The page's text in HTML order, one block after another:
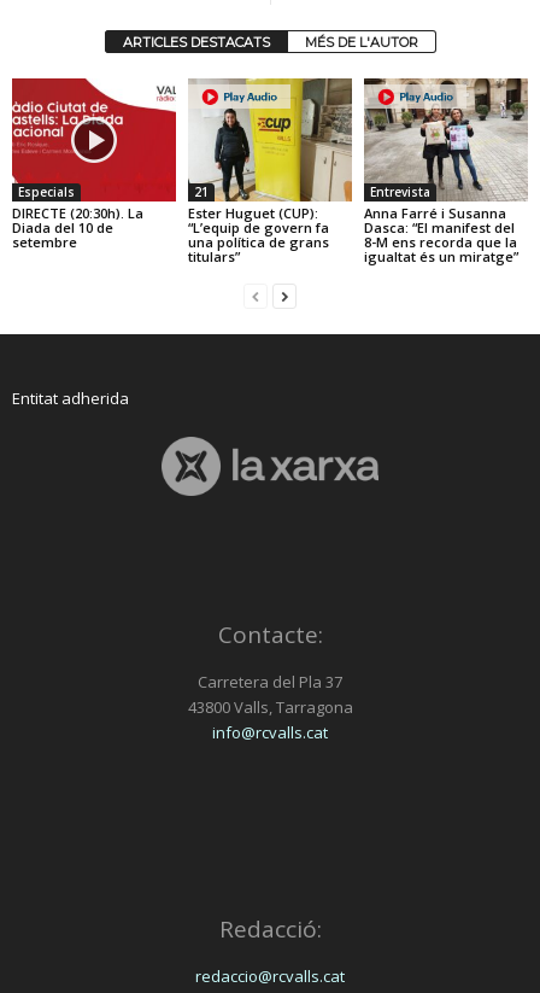
ARTICLES DESTACATS MÉS DE L'AUTOR
Especials
DIRECTE (20:30h). La
Diada del 10 de
setembre
21
Ester Huguet (CUP):
“L’equip de govern fa
una política de grans
titulars”
Entrevista
Anna Farré i Susanna
Dasca: “El manifest del
8-M ens recorda que la
igualtat és un miratge”
Entitat adherida
Contacte:
Carretera del Pla 37
43800 Valls, Tarragona
info@rcvalls.cat
Redacció:
redaccio@rcvalls.cat